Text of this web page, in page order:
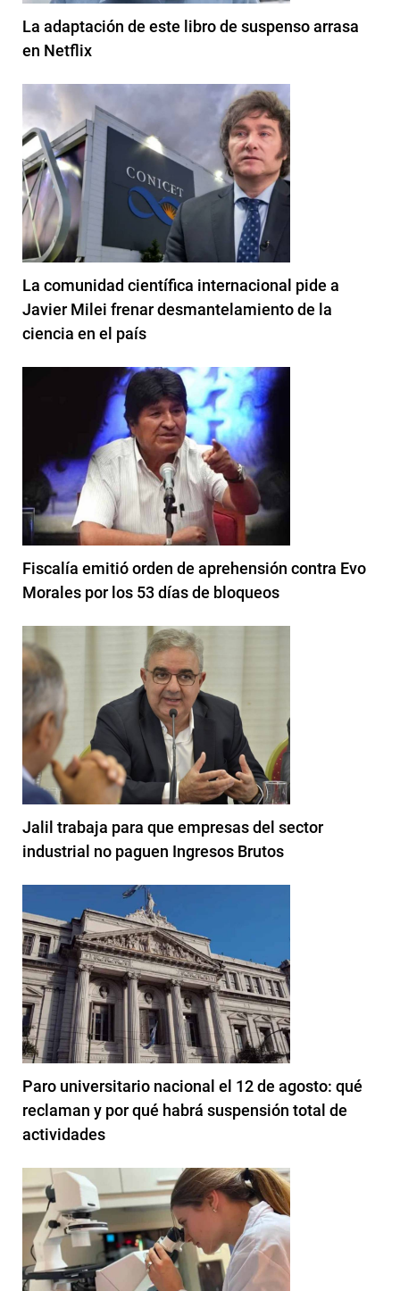
La adaptación de este libro de suspenso arrasa
en Netflix
La comunidad científica internacional pide a
Javier Milei frenar desmantelamiento de la
ciencia en el país
Fiscalía emitió orden de aprehensión contra Evo
Morales por los 53 días de bloqueos
Jalil trabaja para que empresas del sector
industrial no paguen Ingresos Brutos
Paro universitario nacional el 12 de agosto: qué
reclaman y por qué habrá suspensión total de
actividades